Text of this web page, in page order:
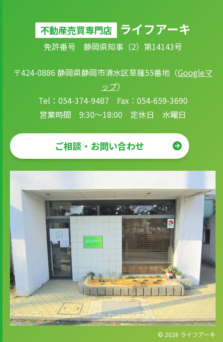
不動産売買専門店 ライフアーキ
免許番号 静岡県知事（2）第14143号
〒424-0886 静岡県静岡市清水区草薙55番地（Googleマ
ップ）
Tel：054-374-9487 Fax：054-659-3690
営業時間 9:30～18:00 定休日 水曜日
ご相談・お問い合わせ
© 2026 ライフアーキ